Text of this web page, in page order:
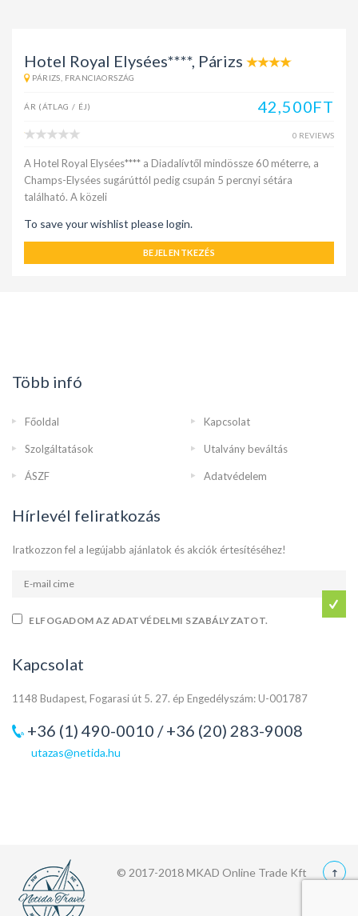
Hotel Royal Elysées****, Párizs
PÁRIZS, FRANCIAORSZÁG
ÁR (ÁTLAG / ÉJ) 42,500FT
0 REVIEWS
A Hotel Royal Elysées**** a Diadalívtől mindössze 60 méterre, a
Champs-Elysées sugárúttól pedig csupán 5 percnyi sétára
található. A közeli
To save your wishlist please login.
BEJELENTKEZÉS
Több infó
Főoldal Kapcsolat
Szolgáltatások Utalvány beváltás
ÁSZF Adatvédelem
Hírlevél feliratkozás
Iratkozzon fel a legújabb ajánlatok és akciók értesítéséhez!
ELFOGADOM AZ ADATVÉDELMI SZABÁLYZATOT.
Kapcsolat
1148 Budapest, Fogarasi út 5. 27. ép Engedélyszám: U-001787
+36 (1) 490-0010 / +36 (20) 283-9008
utazas@netida.hu
© 2017-2018 MKAD Online Trade Kft